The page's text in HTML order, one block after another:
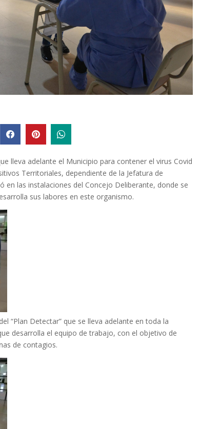
lleva adelante el Municipio para contener el virus Covid
Territoriales, dependiente de la Jefatura de
en las instalaciones del Concejo Deliberante, donde se
sus labores en este organismo.
“Plan Detectar” que se lleva adelante en toda la
desarrolla el equipo de trabajo, con el objetivo de
de contagios.